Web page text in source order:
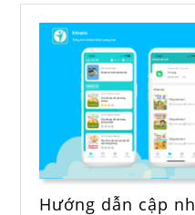
Hướng dẫn cập